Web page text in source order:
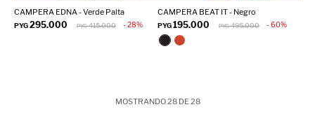
CAMPERA EDNA - Verde Palta
PYG295.000 PYG 415.000 28
CAMPERA BEAT IT - Negro
PYG195.000 PYG 495.000 60
MOSTRANDO28DE28